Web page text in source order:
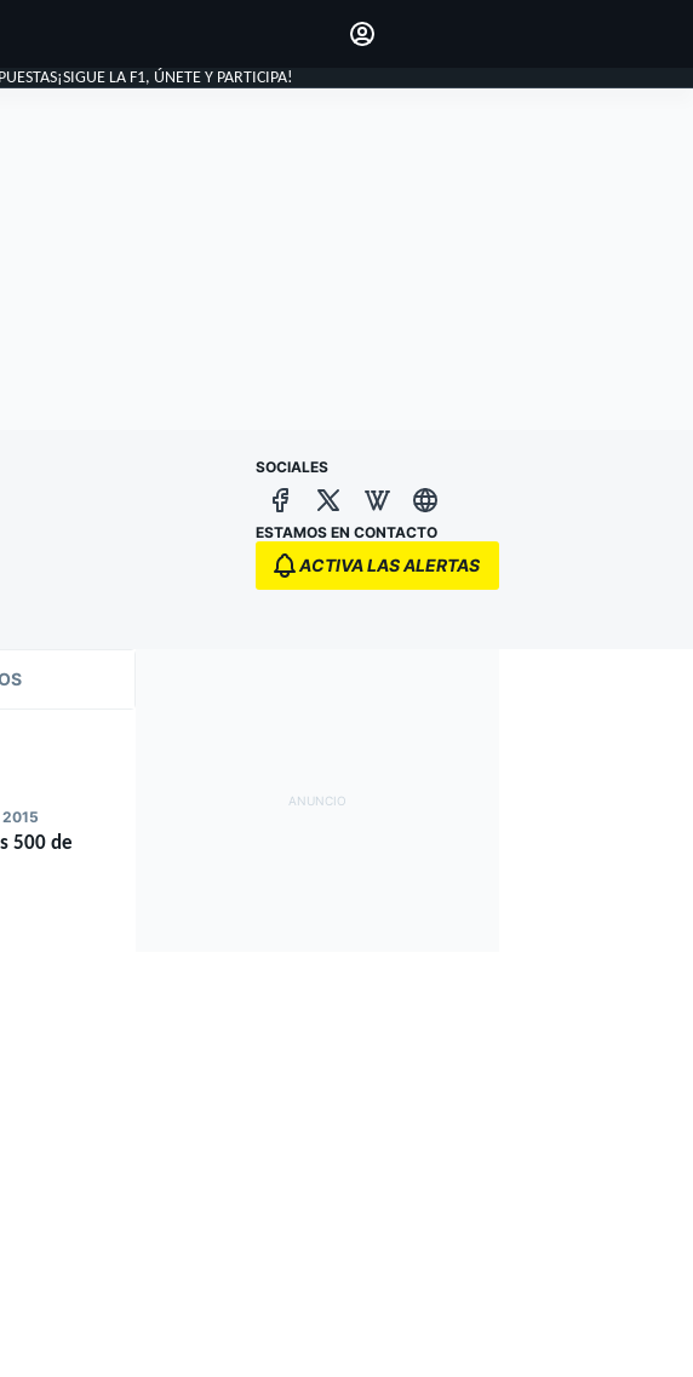
¡SIGUE LA F1, ÚNETE Y PARTICIPA!
SOCIALES
ESTAMOS EN CONTACTO
ACTIVA LAS ALERTAS
500 de